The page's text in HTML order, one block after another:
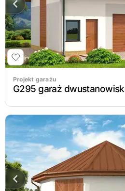
Projekt garażu